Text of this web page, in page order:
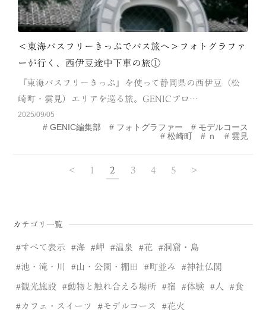
＜東海バスフリーきっぷでバス旅へ＞フォトグラファ
ーが行く、西伊豆途中下車の旅①
『東海バスフリーきっぷ』を使って静岡県の西伊豆（松
崎町・雲見）エリアを巡る旅。GENICプロ…
2025/09/05
GENIC編集部 フォトグラファー
モデルコース
松崎町
ｎ 雲見
< 1 2 3 4 5 >
カテゴリ一覧
すべて表示 海 岬 温泉 花 洞窟・島
池・滝・川 山・公園・棚田 町並み 神社仏閣
観光施設 動物と触れ合える場所 宿 体験 人 食
カフェ・スイーツ モデルコース 花火